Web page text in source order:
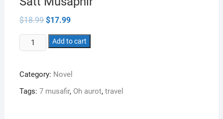
$18.99 Original
price
was:
$18.99.
$17.99Current
is:
$17.99.
Satt
Musaphir
Add to cart
Category: Novel
Tags: 7 musafir, Oh aurot, travel